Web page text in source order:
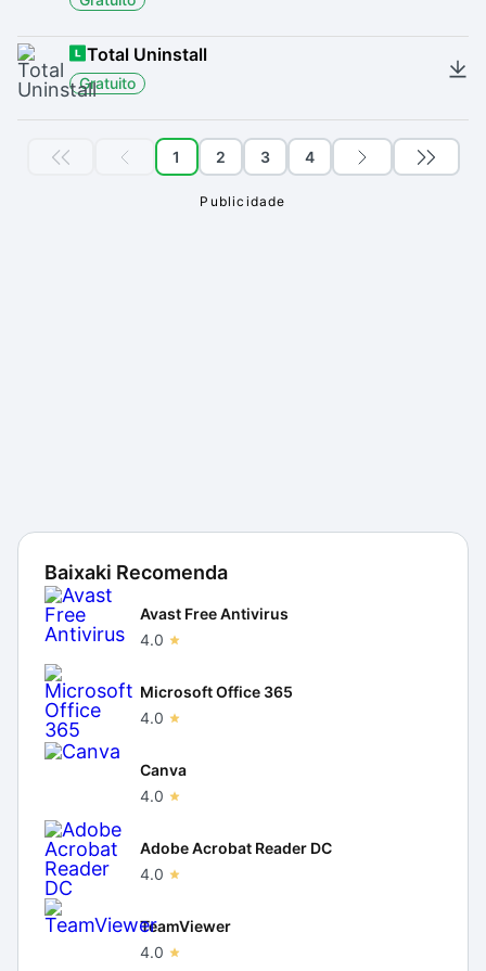
Total Uninstall
Gratuito
1 2 3 4
Baixaki Recomenda
Avast Free Antivirus
4.0
Microsoft Office 365
4.0
Canva
4.0
Adobe Acrobat Reader DC
4.0
TeamViewer
4.0